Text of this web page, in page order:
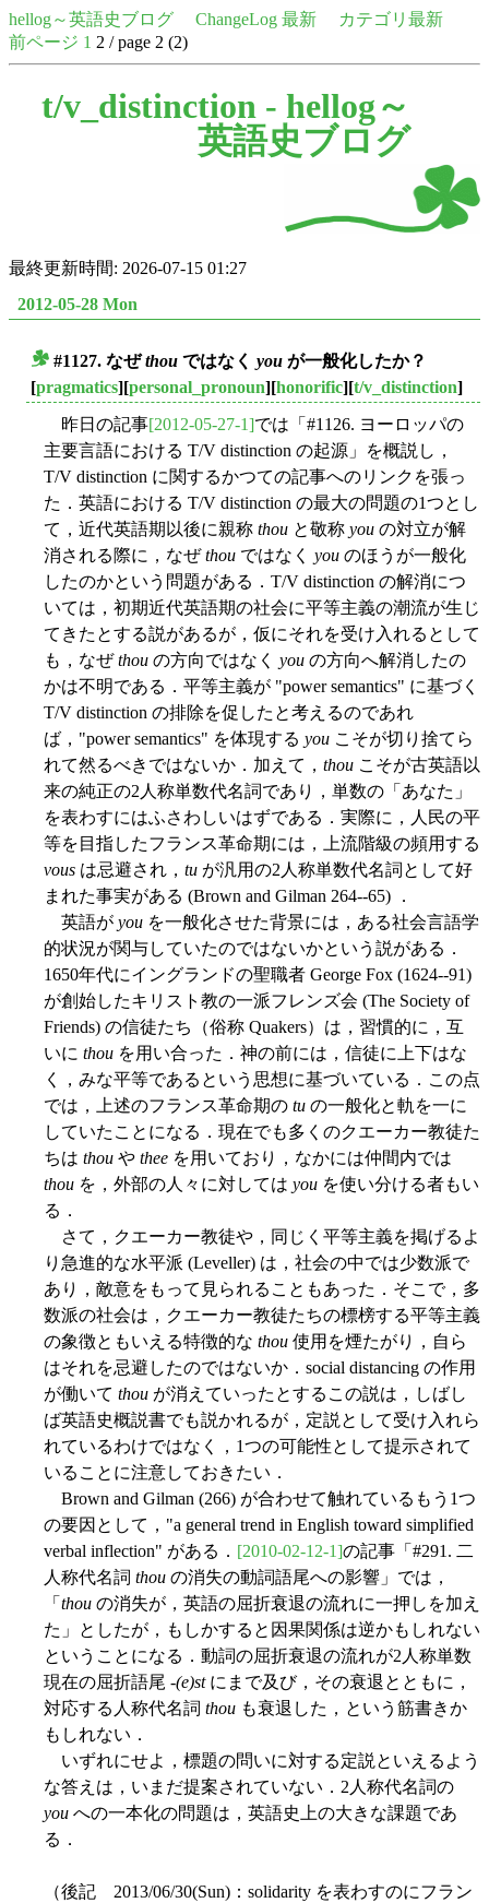
hellog～英語史ブログ ChangeLog 最新
カテゴリ最新
前ページ 1 2 / page 2 (2)
t/v_distinction - hellog～
英語史ブログ
最終更新時間: 2026-07-15 01:27
2012-05-28 Mon
#1127. なぜthou ではなく you が一般化したか？
[pragmatics][personal_pronoun][honorific][t/v_distinction]
昨日の記事[2012-05-27-1]では「#1126. ヨーロッパの
主要言語における T/V distinction の起源」を概説し，
T/V distinction に関するかつての記事へのリンクを張っ
た．英語における T/V distinction の最大の問題の1つとし
て，近代英語期以後に親称 thou と敬称 you の対立が解
消される際に，なぜthou ではなく you のほうが一般化
したのかという問題がある．T/V distinction の解消につ
いては，初期近代英語期の社会に平等主義の潮流が生じ
てきたとする説があるが，仮にそれを受け入れるとして
も，なぜthou の方向ではなく you の方向へ解消したの
かは不明である．平等主義が "power semantics" に基づく
T/V distinction の排除を促したと考えるのであれ
ば，"power semantics" を体現する you こそが切り捨てら
れて然るべきではないか．加えて， thou こそが古英語以
来の純正の2人称単数代名詞であり，単数の「あなた」
を表わすにはふさわしいはずである．実際に，人民の平
等を目指したフランス革命期には，上流階級の頻用する
vous は忌避され， tu が汎用の2人称単数代名詞として好
まれた事実がある (Brown and Gilman 264--65) ．
英語が you を一般化させた背景には，ある社会言語学
的状況が関与していたのではないかという説がある．
1650年代にイングランドの聖職者 George Fox (1624--91)
が創始したキリスト教の一派フレンズ会 (The Society of
Friends) の信徒たち（俗称 Quakers）は，習慣的に，互
いに thou を用い合った．神の前には，信徒に上下はな
く，みな平等であるという思想に基づいている．この点
では，上述のフランス革命期の tu の一般化と軌を一に
していたことになる．現在でも多くのクエーカー教徒た
ちは thou や thee を用いており，なかには仲間内では
thou を，外部の人々に対しては you を使い分ける者もい
る．
さて，クエーカー教徒や，同じく平等主義を掲げるよ
り急進的な水平派 (Leveller) は，社会の中では少数派で
あり，敵意をもって見られることもあった．そこで，多
数派の社会は，クエーカー教徒たちの標榜する平等主義
の象徴ともいえる特徴的な thou 使用を煙たがり，自ら
はそれを忌避したのではないか．social distancing の作用
が働いて thou が消えていったとするこの説は，しばし
ば英語史概説書でも説かれるが，定説として受け入れら
れているわけではなく，1つの可能性として提示されて
いることに注意しておきたい．
Brown and Gilman (266) が合わせて触れているもう1つ
の要因として，"a general trend in English toward simplified
verbal inflection" がある． [2010-02-12-1]の記事「#291. 二
人称代名詞 thou の消失の動詞語尾への影響」では，
「 thou の消失が，英語の屈折衰退の流れに一押しを加え
た」としたが，もしかすると因果関係は逆かもしれない
ということになる．動詞の屈折衰退の流れが2人称単数
現在の屈折語尾 -(e)stにまで及び，その衰退とともに，
対応する人称代名詞 thou も衰退した，という筋書きか
もしれない．
いずれにせよ，標題の問いに対する定説といえるよう
な答えは，いまだ提案されていない．2人称代名詞の
you への一本化の問題は，英語史上の大きな課題であ
る．
（後記 2013/06/30(Sun)：solidarity を表わすのにフラン